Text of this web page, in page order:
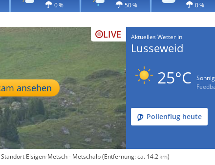
0 % 50 % 0 %
LIVE
ansehen
Aktuelles Wetter in
Lusseweid
25°C
Sonnig
Pollenflug heute
Elsigen-Metsch - Metschalp (Entfernung: ca. 14.2 km)